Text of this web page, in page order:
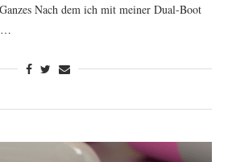
Nach dem ich mit meiner Dual-Boot